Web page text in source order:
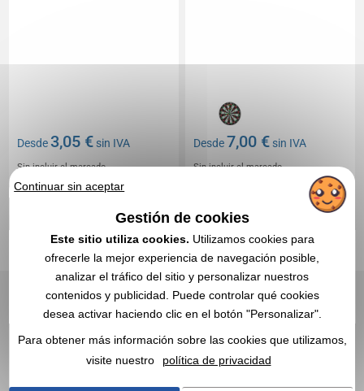
Desde3,05 € sin IVA
Sin incluir el marcado
En stock
: 4 986 unidades
Desde7,00 € sin IVA
Sin incluir el marcado
Réf. 00010V0179150
8 piezas de madera
apilables
Réf. 00010V0179136
Juego del laberinto de
pinos
Continuar sin aceptar
Gestión de cookies
Este sitio utiliza cookies. Utilizamos cookies para
ofrecerle la mejor experiencia de navegación posible,
analizar el tráfico del sitio y personalizar nuestros
contenidos y publicidad. Puede controlar qué cookies
desea activar haciendo clic en el botón "Personalizar".
Para obtener más información sobre las cookies que utilizamos,
visite nuestro
política de privacidad